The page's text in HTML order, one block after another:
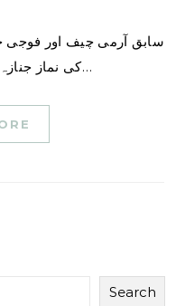
سابق آرمی چیف اور فوجی حکمران ریٹائرڈ جنرل پرویز مشرف
کی نماز جنازہ منگل کی سہ پہر کراچی کی ملیر…
Search